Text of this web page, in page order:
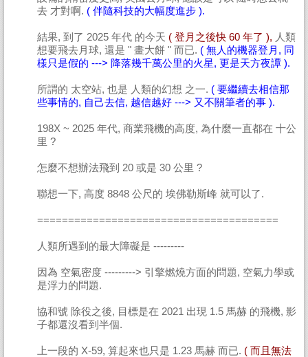
去 才對啊. ( 伴隨科技的大幅度進步 ).
結果, 到了 2025 年代 的今天 ( 登月之後快 60 年了 ), 人類
想要飛去月球, 還是 " 畫大餅 " 而已. ( 無人的機器登月, 同
樣只是假的 ---> 降落幾千萬公里的火星, 更是天方夜譚 ).
所謂的 太空站, 也是 人類的幻想 之一. ( 要繼續去相信那
些事情的, 自己去信, 越信越好 ---> 又不關筆者的事 ).
198X ~ 2025 年代, 商業飛機的高度, 為什麼一直都在 十公
里 ?
怎麼不想辦法飛到 20 或是 30 公里 ?
聯想一下, 高度 8848 公尺的 埃佛勒斯峰 就可以了.
=======================================
人類所遇到的最大障礙是 ---------
因為 空氣密度 ---------> 引擎燃燒方面的問題, 空氣力學或
是浮力的問題.
協和號 除役之後, 目標是在 2021 出現 1.5 馬赫 的飛機, 影
子都還沒看到半個.
上一段的 X-59, 算起來也只是 1.23 馬赫 而已. ( 而且無法